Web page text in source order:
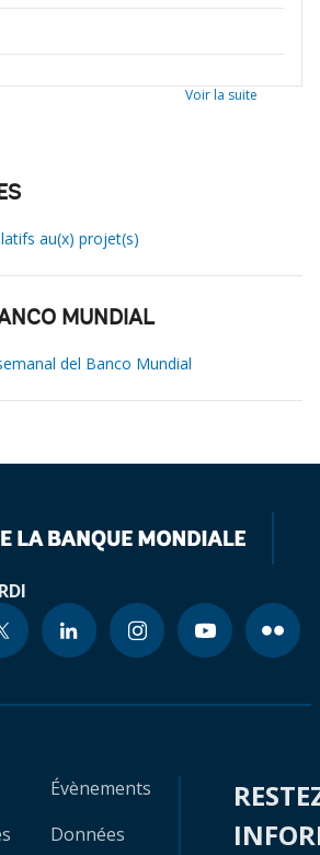
Voir la suite
au(x) projet(s)
MUNDIAL
del Banco Mundial
Évènements
Données